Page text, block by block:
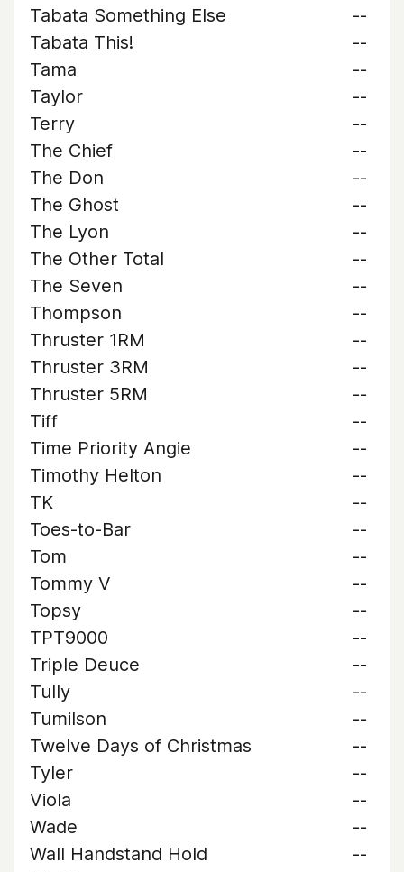
Tabata Something Else
--
Tabata This!
--
Tama
--
Taylor
--
Terry
--
The Chief
--
The Don
--
The Ghost
--
The Lyon
--
The Other Total
--
The Seven
--
Thompson
--
Thruster 1RM
--
Thruster 3RM
--
Thruster 5RM
--
Tiff
--
Time Priority Angie
--
Timothy Helton
--
TK
--
Toes-to-Bar
--
Tom
--
Tommy V
--
Topsy
--
TPT9000
--
Triple Deuce
--
Tully
--
Tumilson
--
Twelve Days of Christmas
--
Tyler
--
Viola
--
Wade
--
Wall Handstand Hold
--